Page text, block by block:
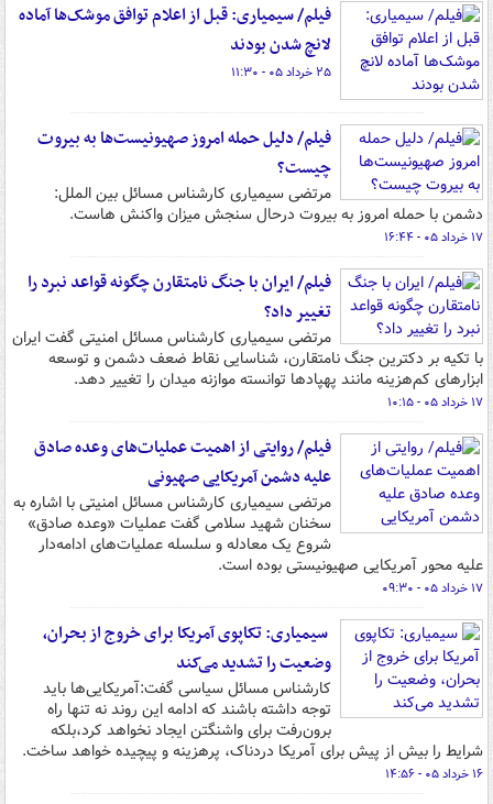
فیلم/ سیمیاری: قبل از اعلام توافق موشک‌ها آماده
لانچ شدن بودند
۲۵ خرداد ۰۵ - ۱۱:۳۰
فیلم/ دلیل حمله امروز صهیونیست‌ها به بیروت
چیست؟
مرتضی سیمیاری کارشناس مسائل بین الملل:
دشمن با حمله امروز به بیروت درحال سنجش میزان واکنش هاست.
۱۷ خرداد ۰۵ - ۱۶:۴۴
فیلم/ ایران با جنگ نامتقارن چگونه قواعد نبرد را
تغییر داد؟
مرتضی سیمیاری کارشناس مسائل امنیتی گفت ایران
با تکیه بر دکترین جنگ نامتقارن، شناسایی نقاط ضعف دشمن و توسعه
ابزارهای کم‌هزینه مانند پهپادها توانسته موازنه میدان را تغییر دهد.
۱۷ خرداد ۰۵ - ۱۰:۱۵
فیلم/ روایتی از اهمیت عملیات‌های وعده صادق
علیه دشمن آمریکایی صهیونی
مرتضی سیمیاری کارشناس مسائل امنیتی با اشاره به
سخنان شهید سلامی گفت عملیات «وعده صادق»
شروع یک معادله و سلسله عملیات‌های ادامه‌دار
علیه محور آمریکایی صهیونیستی بوده است.
۱۷ خرداد ۰۵ - ۰۹:۳۰
سیمیاری: تکاپوی آمریکا برای خروج از بحران،
وضعیت را تشدید می‌کند
کارشناس مسائل سیاسی گفت:آمریکایی‌ها باید
توجه داشته باشند که ادامه این روند نه تنها راه
برون‌رفت برای واشنگتن ایجاد نخواهد کرد،بلکه
شرایط را بیش از پیش برای آمریکا دردناک، پرهزینه و پیچیده خواهد ساخت.
۱۶ خرداد ۰۵ - ۱۴:۵۶